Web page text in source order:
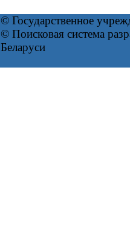
© Государственное
© Поисковая система
Беларуси